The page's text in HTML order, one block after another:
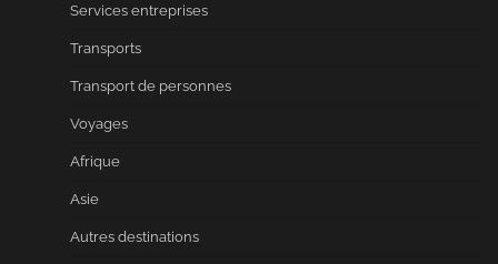
Services entreprises
Transports
Transport de personnes
Voyages
Afrique
Asie
Autres destinations